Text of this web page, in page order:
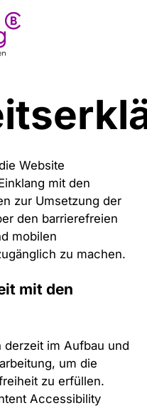
Website
mit den
zur Umsetzung der
den barrierefreien
mobilen
zu machen.
mit den
im Aufbau und
um die
zu erfüllen.
Accessibility